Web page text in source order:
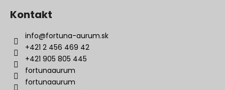
Kontakt
info@fortuna-aurum.sk
+421 2 456 469 42
+421 905 805 445
fortunaaurum
fortunaaurum